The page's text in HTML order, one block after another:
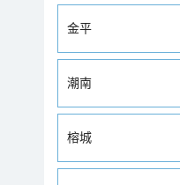
金平
潮南
榕城